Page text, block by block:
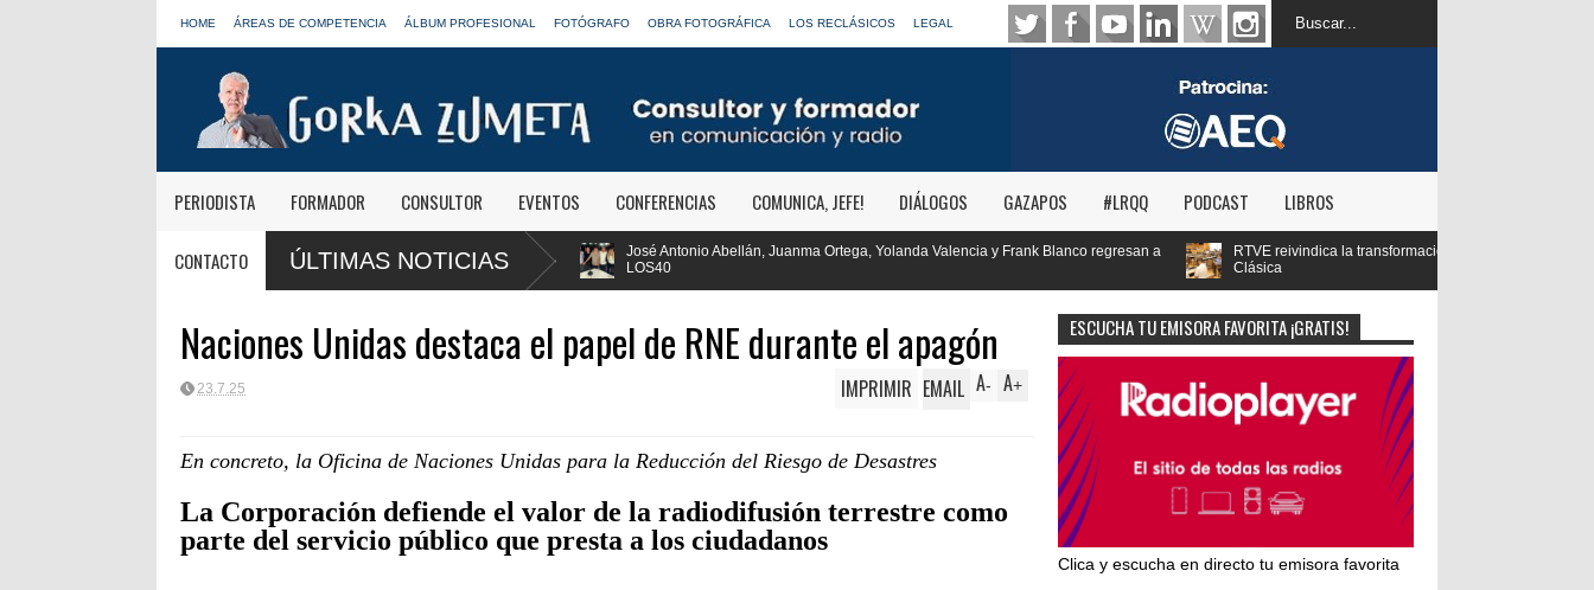
HOME ÁREAS DE COMPETENCIA ÁLBUM PROFESIONAL FOTÓGRAFO OBRA FOTOGRÁFICA LOS RECLÁSICOS LEGAL
PERIODISTA FORMADOR CONSULTOR EVENTOS CONFERENCIAS COMUNICA, JEFE! DIÁLOGOS GAZAPOS #LRQQ PODCAST LIBROS
CONTACTO ÚLTIMAS NOTICIAS
informativas de Onda Cero: "El viaje mereció
José Antonio Abellán, Juanma Ortega, Yolanda Valencia y Frank Blanco regresan a
LOS40
RTVE reivindica la transformación digital de RNE y blinda el futuro de Radio 3 y Radio
Naciones Unidas destaca el papel de RNE durante el apagón
23.7.25 A+
A-
IMPRIMIR EMAIL
En concreto, la Oficina de Naciones Unidas para la Reducción del Riesgo de Desastres
La Corporación defiende el valor de la radiodifusión terrestre como
parte del servicio público que presta a los ciudadanos
ESCUCHA TU EMISORA FAVORITA ¡GRATIS!
Clica y escucha en directo tu emisora favorita